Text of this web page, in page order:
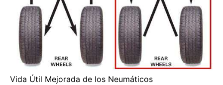
Vida Útil Mejorada de los Neumáticos